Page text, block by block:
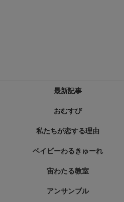
最新記事
おむすび
私たちが恋する理由
ベイビーわるきゅーれ
宙わたる教室
アンサンブル